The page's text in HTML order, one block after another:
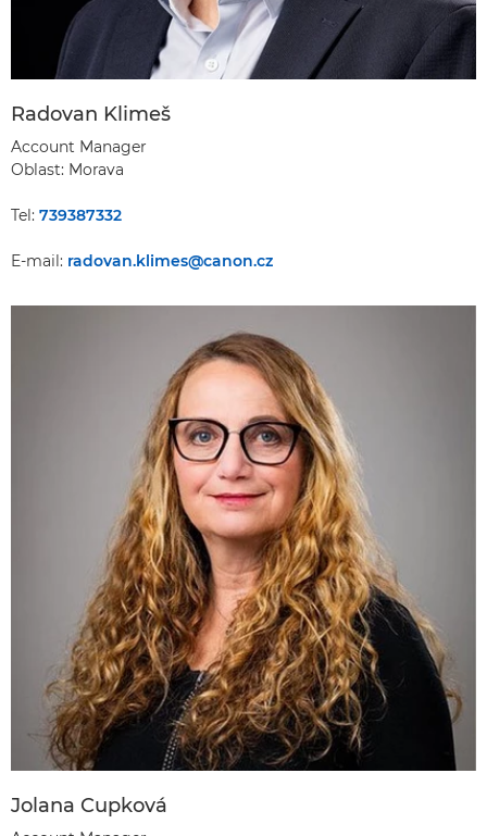
Radovan Klimeš
Account Manager
Oblast: Morava
Tel: 739387332
E-mail: radovan.klimes@canon.cz
Jolana Cupková